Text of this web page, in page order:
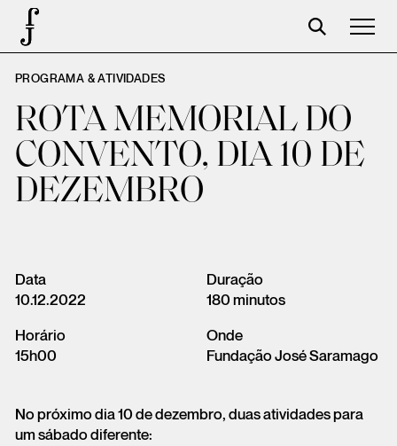
José Saramago
Programação
A Fundação
Parceiros
Loja
Carrinho
Login
PROGRAMA & ATIVIDADES
ROTA MEMORIAL DO
CONVENTO, DIA 10 DE
DEZEMBRO
Data
10.12.2022
Horário
15h00
Duração
180 minutos
Onde
Fundação José Saramago
No próximo dia 10 de dezembro, duas atividades para
um sábado diferente: